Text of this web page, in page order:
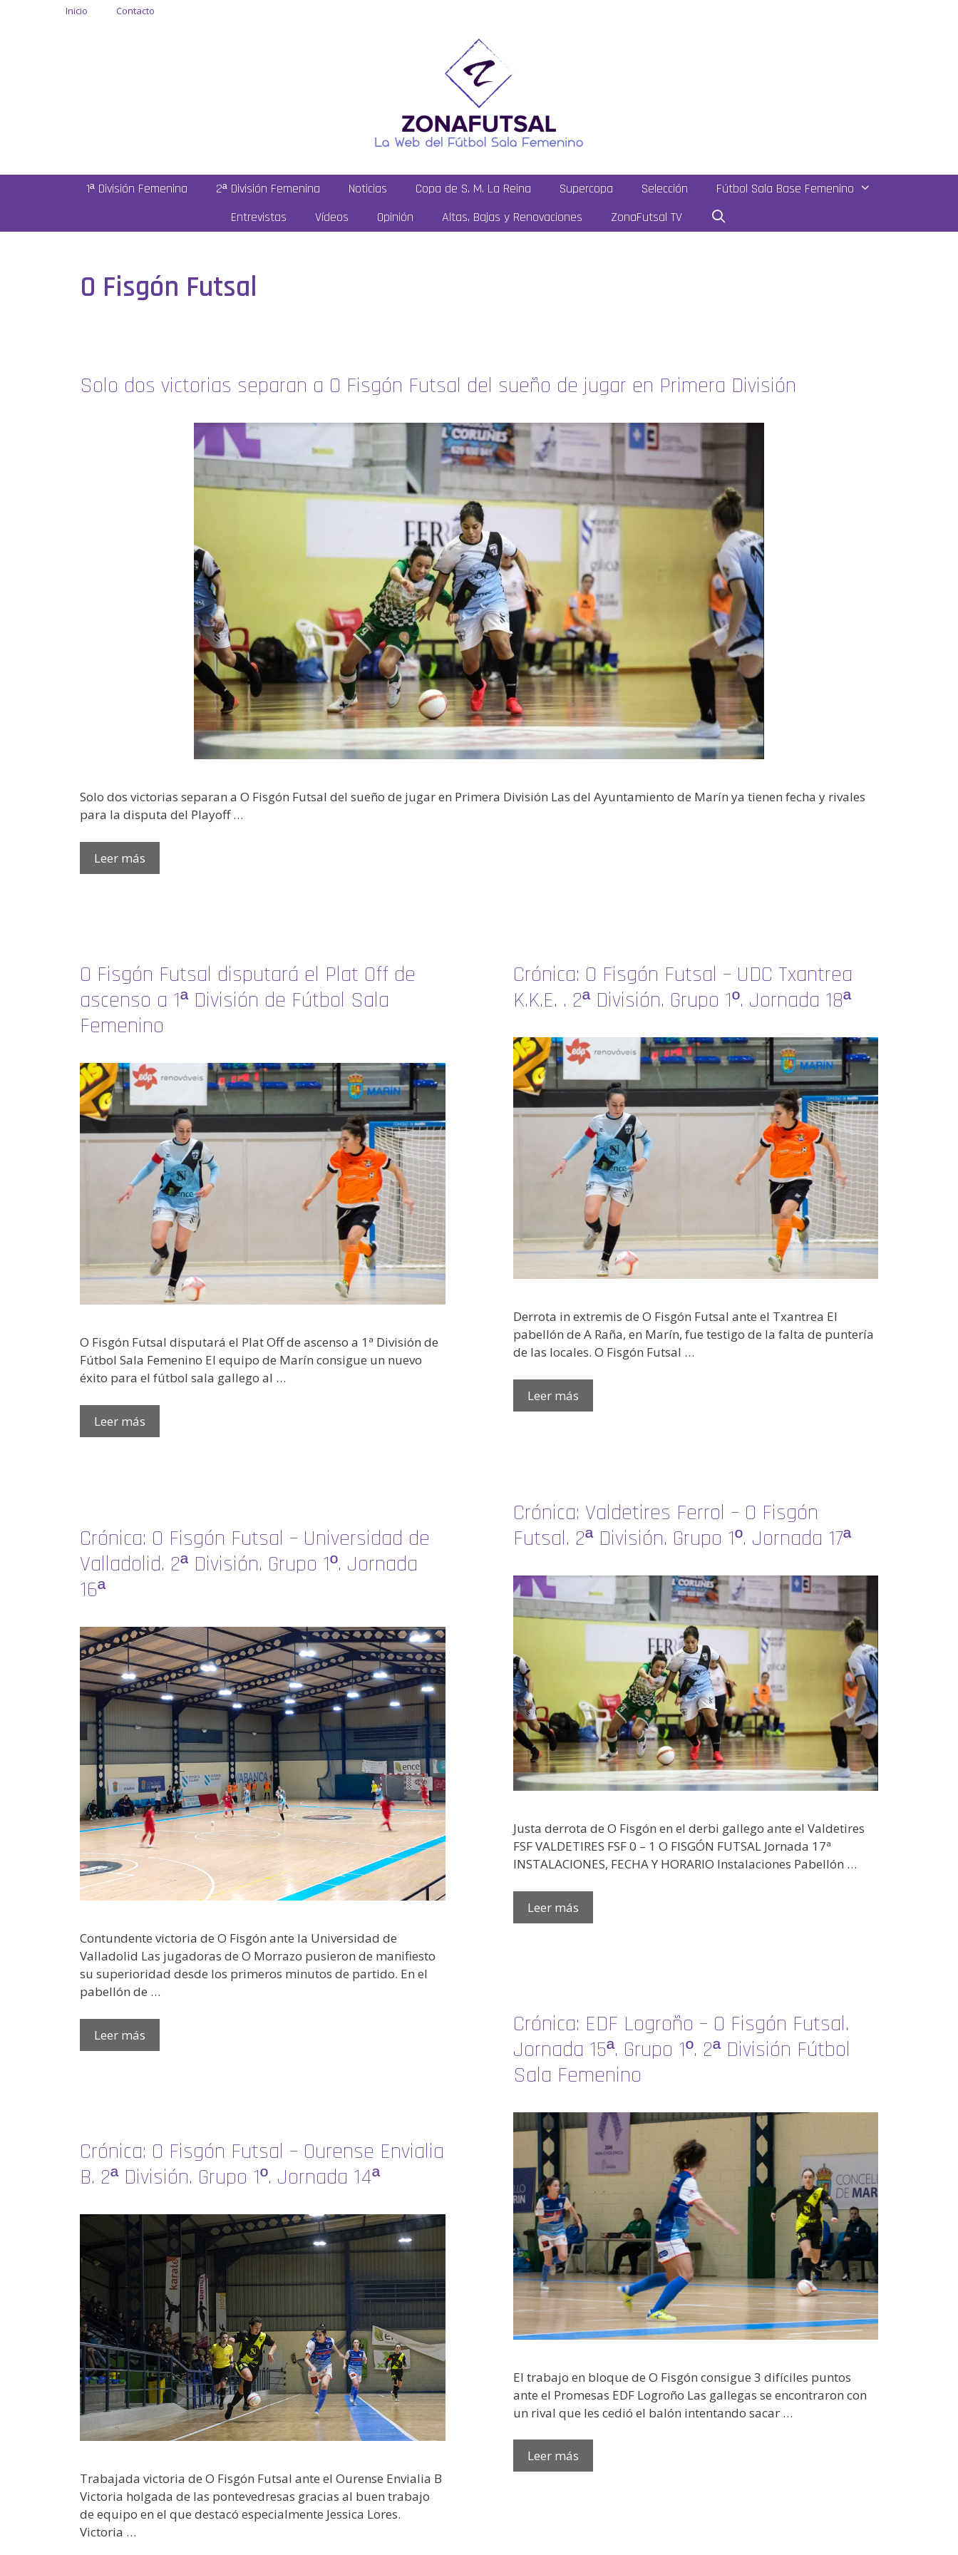
Inicio Contacto
1ª División Femenina 2ª División Femenina Noticias Copa de S. M. La Reina Supercopa Selección
Fútbol Sala Base Femenino
Entrevistas
Vídeos Opinión Altas, Bajas y Renovaciones ZonaFutsal TV
O Fisgón Futsal
Solo dos victorias separan a O Fisgón Futsal del sueño de jugar en Primera División
Solo dos victorias separan a O Fisgón Futsal del sueño de jugar en Primera División Las del Ayuntamiento de Marín ya tienen fecha y rivales
para la disputa del Playoff …
Leer más
O Fisgón Futsal disputará el Plat Off de
ascenso a 1ª División de Fútbol Sala
Femenino
O Fisgón Futsal disputará el Plat Off de ascenso a 1ª División de
Fútbol Sala Femenino El equipo de Marín consigue un nuevo
éxito para el fútbol sala gallego al …
Leer más
Crónica: O Fisgón Futsal – UDC Txantrea
K.K.E. . 2ª División. Grupo 1º. Jornada 18ª
Derrota in extremis de O Fisgón Futsal ante el Txantrea El
pabellón de A Raña, en Marín, fue testigo de la falta de puntería
de las locales. O Fisgón Futsal …
Leer más
Crónica: Valdetires Ferrol – O Fisgón
Futsal. 2ª División. Grupo 1º. Jornada 17ª
Justa derrota de O Fisgón en el derbi gallego ante el Valdetires
FSF VALDETIRES FSF 0 – 1 O FISGÓN FUTSAL Jornada 17ª
INSTALACIONES, FECHA Y HORARIO Instalaciones Pabellón …
Leer más
Crónica: O Fisgón Futsal – Universidad de
Valladolid. 2ª División. Grupo 1º. Jornada
16ª
Contundente victoria de O Fisgón ante la Universidad de
Valladolid Las jugadoras de O Morrazo pusieron de manifiesto
su superioridad desde los primeros minutos de partido. En el
pabellón de …
Leer más
Crónica: EDF Logroño – O Fisgón Futsal.
Jornada 15ª. Grupo 1º. 2ª División Fútbol
Sala Femenino
El trabajo en bloque de O Fisgón consigue 3 difíciles puntos
ante el Promesas EDF Logroño Las gallegas se encontraron con
un rival que les cedió el balón intentando sacar …
Leer más
Crónica: O Fisgón Futsal – Ourense Envialia
B. 2ª División. Grupo 1º. Jornada 14ª
Trabajada victoria de O Fisgón Futsal ante el Ourense Envialia B
Victoria holgada de las pontevedresas gracias al buen trabajo
de equipo en el que destacó especialmente Jessica Lores.
Victoria …